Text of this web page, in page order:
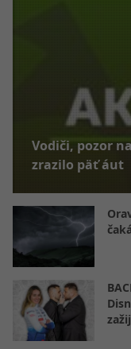
Vodiči, pozor
zrazilo päť áut